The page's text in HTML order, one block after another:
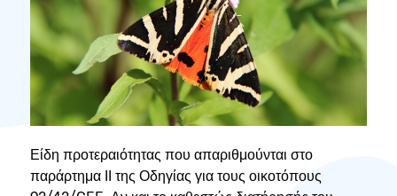
Είδη προτεραιότητας που απαριθμούνται στο
παράρτημα II της Οδηγίας για τους οικοτόπους